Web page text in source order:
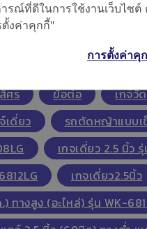
สายแรงดัน
ศร ข้อต่อ เกจ์วั
เดี่ยว รถตัดหญ้าแบบเ
เกจเดี่ยว 2.5 นิ้ว
เกจเดี่ยว2.5นิ้ว
ทางสูง (อะไหล่) รุ่น WK-
รณ์ที่ดีในการใช้งานเว็บไซ
งค่าคุกกี้"
การตั้งค่าคุ